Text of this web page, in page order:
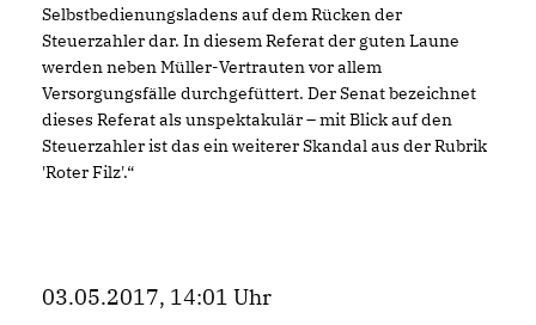
Selbstbedienungsladens auf dem Rücken der
Steuerzahler dar. In diesem Referat der guten Laune
werden neben Müller-Vertrauten vor allem
Versorgungsfälle durchgefüttert. Der Senat bezeichnet
dieses Referat als unspektakulär – mit Blick auf den
Steuerzahler ist das ein weiterer Skandal aus der Rubrik
'Roter Filz'.“
03.05.2017, 14:01 Uhr